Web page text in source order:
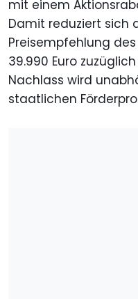
mit einem
Damit reduziert sich
Preisempfehlung des
39.990 Euro
Nachlass wird
staatlichen